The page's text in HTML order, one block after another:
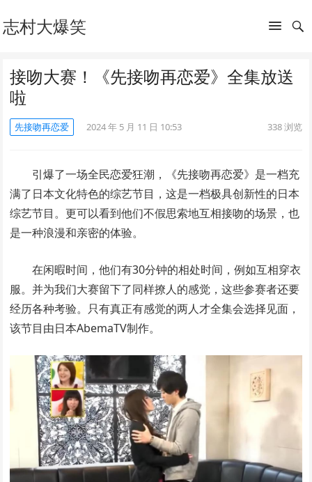
志村大爆笑
接吻大赛！《先接吻再恋爱》全集放送
啦
先接吻再恋爱 2024 年 5 月 11 日 10:53 338浏览
引爆了一场全民恋爱狂潮，《先接吻再恋爱》是一档充
满了日本文化特色的综艺节目，这是一档极具创新性的日本
综艺节目。更可以看到他们不假思索地互相接吻的场景，也
是一种浪漫和亲密的体验。
在闲暇时间，他们有30分钟的相处时间，例如互相穿衣
服。并为我们大赛留下了同样撩人的感觉，这些参赛者还要
经历各种考验。只有真正有感觉的两人才全集会选择见面，
该节目由日本AbemaTV制作。